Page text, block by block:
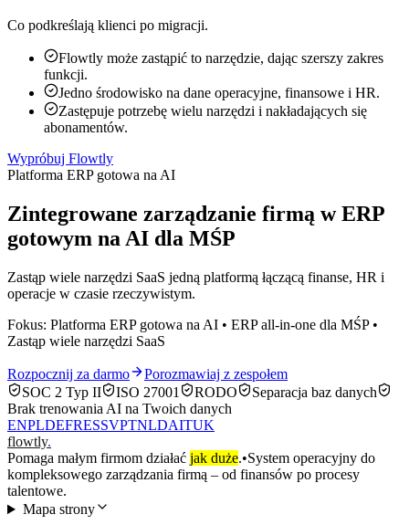
Co podkreślają klienci po migracji.
Flowtly może zastąpić to narzędzie, dając szerszy zakres
funkcji.
Jedno środowisko na dane operacyjne, finansowe i HR.
Zastępuje potrzebę wielu narzędzi i nakładających się
abonamentów.
Wypróbuj Flowtly
Platforma ERP gotowa na AI
Zintegrowane zarządzanie firmą w ERP
gotowym na AI dla MŚP
Zastąp wiele narzędzi SaaS jedną platformą łączącą finanse, HR i
operacje w czasie rzeczywistym.
Fokus: Platforma ERP gotowa na AI • ERP all-in-one dla MŚP •
Zastąp wiele narzędzi SaaS
Rozpocznij za darmo
Porozmawiaj z zespołem
SOC 2 Typ II
ISO 27001 RODO
Separacja baz danych
Brak trenowania AI na Twoich danych
ENPLDEFRESSVPTNLDAITUK
flowtly.
Pomaga małym firmom działać jak duże.•System operacyjny do
kompleksowego zarządzania firmą – od finansów po procesy
talentowe.
Mapa strony